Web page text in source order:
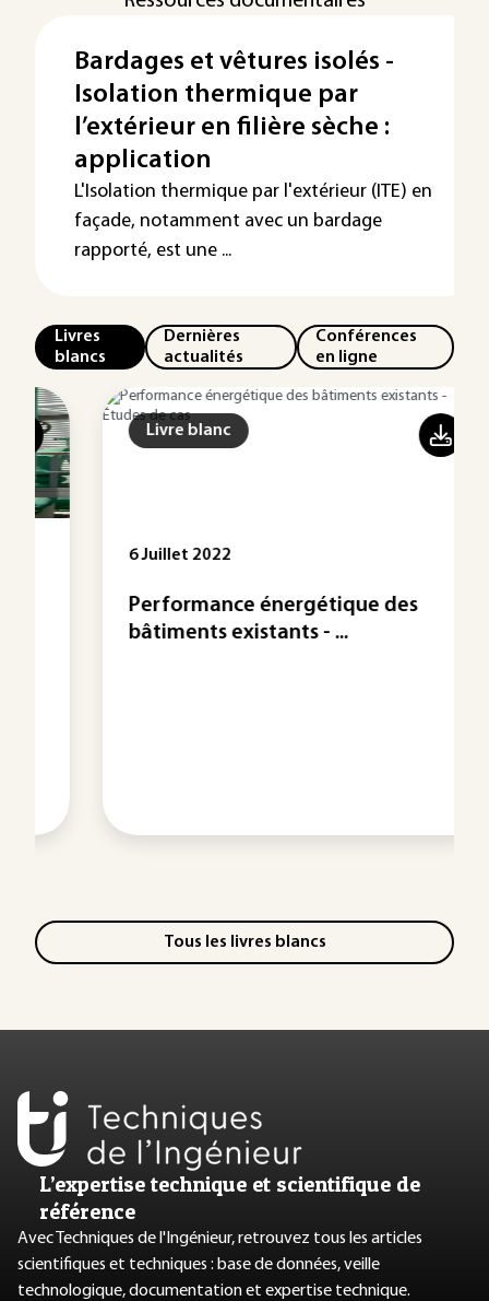
Bardages et vêtures isolés -
Isolation thermique par
l’extérieur en filière sèche :
application
L'Isolation thermique par l'extérieur (ITE) en
façade, notamment avec un bardage
rapporté, est une ...
Livres
blancs
Dernières
actualités
Conférences
en ligne
Livre blanc
6 Juillet 2022
Performance énergétique des
bâtiments existants - ...
Tous les livres blancs
L’expertise technique et scientifique de
référence
Avec Techniques de l'Ingénieur, retrouvez tous les articles
scientifiques et techniques : base de données, veille
technologique, documentation et expertise technique.